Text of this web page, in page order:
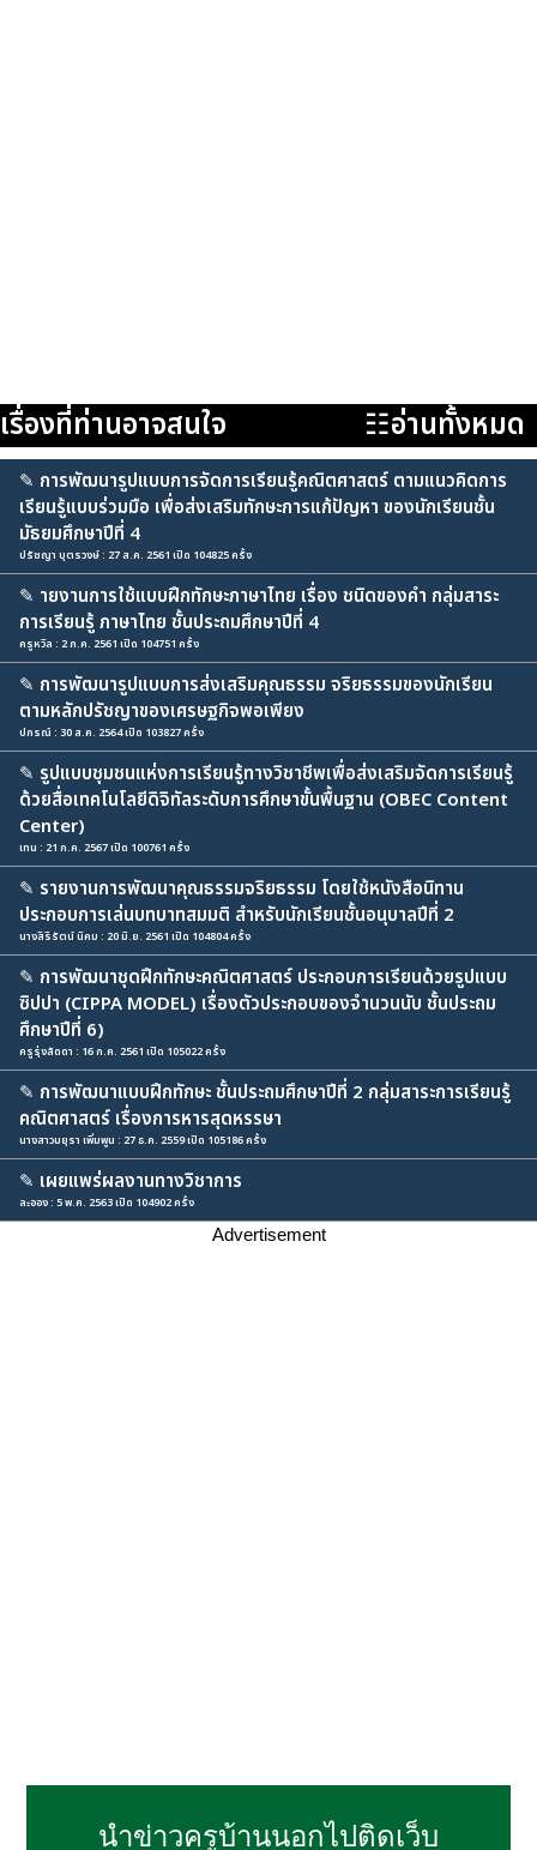
เรื่องที่ท่านอาจสนใจ ☷อ่านทั้งหมด
✎ การพัฒนารูปแบบการจัดการเรียนรู้คณิตศาสตร์ ตามแนวคิดการ
เรียนรู้แบบร่วมมือ เพื่อส่งเสริมทักษะการแก้ปัญหา ของนักเรียนชั้น
มัธยมศึกษาปีที่ 4
ปรัชญา บุตรวงษ์ : 27 ส.ค. 2561 เปิด 104825 ครั้ง
✎ ายงานการใช้แบบฝึกทักษะภาษาไทย เรื่อง ชนิดของคำ กลุ่มสาระ
การเรียนรู้ ภาษาไทย ชั้นประถมศึกษาปีที่ 4
ครูหวิล : 2 ก.ค. 2561 เปิด 104751 ครั้ง
✎ การพัฒนารูปแบบการส่งเสริมคุณธรรม จริยธรรมของนักเรียน
ตามหลักปรัชญาของเศรษฐกิจพอเพียง
ปกรณ์ : 30 ส.ค. 2564 เปิด 103827 ครั้ง
✎ รูปแบบชุมชนแห่งการเรียนรู้ทางวิชาชีพเพื่อส่งเสริมจัดการเรียนรู้
ด้วยสื่อเทคโนโลยีดิจิทัลระดับการศึกษาขั้นพื้นฐาน (OBEC Content
Center)
เทน : 21 ก.ค. 2567 เปิด 100761 ครั้ง
✎ รายงานการพัฒนาคุณธรรมจริยธรรม โดยใช้หนังสือนิทาน
ประกอบการเล่นบทบาทสมมติ สำหรับนักเรียนชั้นอนุบาลปีที่ 2
นางสิริรัตน์ นิคม : 20 มิ.ย. 2561 เปิด 104804 ครั้ง
✎ การพัฒนาชุดฝึกทักษะคณิตศาสตร์ ประกอบการเรียนด้วยรูปแบบ
ซิปปา (CIPPA MODEL) เรื่องตัวประกอบของจำนวนนับ ชั้นประถม
ศึกษาปีที่ 6)
ครูรุ่งลัดดา : 16 ก.ค. 2561 เปิด 105022 ครั้ง
✎ การพัฒนาแบบฝึกทักษะ ชั้นประถมศึกษาปีที่ 2 กลุ่มสาระการเรียนรู้
คณิตศาสตร์ เรื่องการหารสุดหรรษา
นางสาวมยุรา เพิ่มพูน : 27 ธ.ค. 2559 เปิด 105186 ครั้ง
✎ เผยแพร่ผลงานทางวิชาการ
ละออง : 5 พ.ค. 2563 เปิด 104902 ครั้ง
Advertisement
นำข่าวครูบ้านนอกไปติดเว็บ